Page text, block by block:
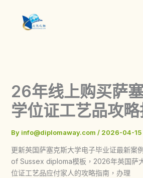
content
26年线上购买萨
学位证工艺品攻
By info@diplomaway.com / 2026-04-15
更新英国萨塞克斯大学电子毕业证最新案
of Sussex diploma模板，2026年英国萨
位证工艺品应付家人的攻略指南，办理